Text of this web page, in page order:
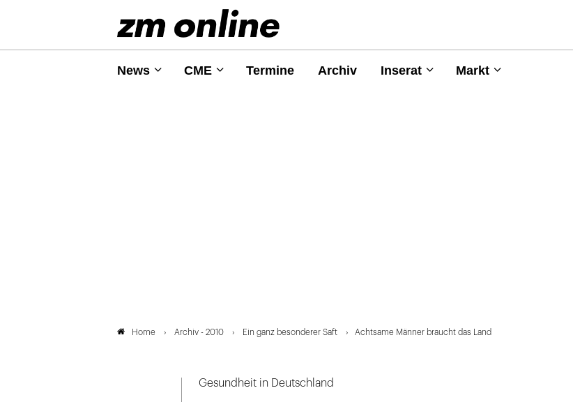
News CME Termine Archiv Inserat Markt
Home Archiv - 2010 Ein ganz besonderer Saft Achtsame Männer braucht das Land
Gesundheit in Deutschland